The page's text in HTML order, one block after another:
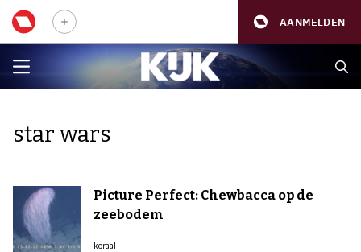
AANMELDEN
star wars
Picture Perfect: Chewbacca op de
zeebodem
koraal